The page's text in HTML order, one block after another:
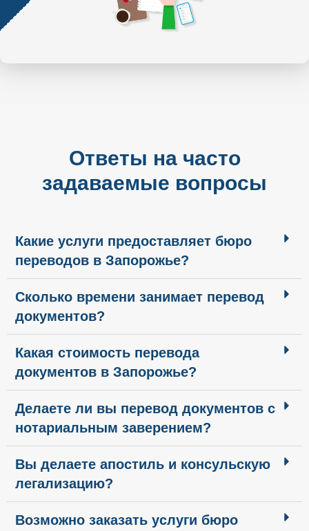
Ответы на часто
задаваемые вопросы
Какие услуги предоставляет бюро
переводов в Запорожье?
Сколько времени занимает перевод
документов?
Какая стоимость перевода
документов в Запорожье?
Делаете ли вы перевод документов с
нотариальным заверением?
Вы делаете апостиль и консульскую
легализацию?
Возможно заказать услуги бюро